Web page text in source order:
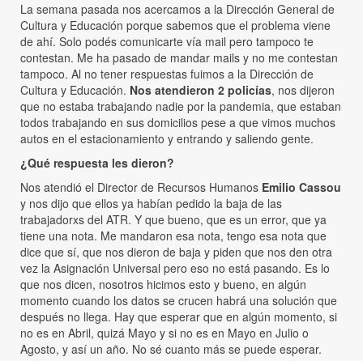
La semana pasada nos acercamos a la Dirección General de
Cultura y Educación porque sabemos que el problema viene
de ahí. Solo podés comunicarte vía mail pero tampoco te
contestan. Me ha pasado de mandar mails y no me contestan
tampoco. Al no tener respuestas fuimos a la Dirección de
Cultura y Educación. Nos atendieron 2 policías, nos dijeron
que no estaba trabajando nadie por la pandemia, que estaban
todos trabajando en sus domicilios pese a que vimos muchos
autos en el estacionamiento y entrando y saliendo gente.
¿Qué respuesta les dieron?
Nos atendió el Director de Recursos Humanos Emilio Cassou
y nos dijo que ellos ya habían pedido la baja de las
trabajadorxs del ATR. Y que bueno, que es un error, que ya
tiene una nota. Me mandaron esa nota, tengo esa nota que
dice que sí, que nos dieron de baja y piden que nos den otra
vez la Asignación Universal pero eso no está pasando. Es lo
que nos dicen, nosotros hicimos esto y bueno, en algún
momento cuando los datos se crucen habrá una solución que
después no llega. Hay que esperar que en algún momento, si
no es en Abril, quizá Mayo y si no es en Mayo en Julio o
Agosto, y así un año. No sé cuanto más se puede esperar.